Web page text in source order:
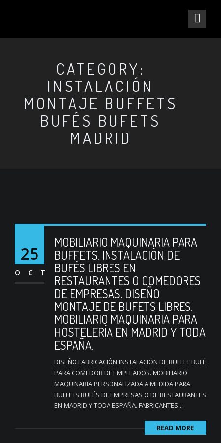
CATEGORY:
INSTALACIÓN
MONTAJE BUFFETS
BUFÉS BUFETS
MADRID
25
OCT
MOBILIARIO MAQUINARIA PARA
BUFFETS. INSTALACIÓN DE
BUFÉS LIBRES EN
RESTAURANTES O COMEDORES
DE EMPRESAS. DISEÑO
MONTAJE DE BUFETS LIBRES.
MOBILIARIO MAQUINARIA PARA
HOSTELERÍA EN MADRID Y TODA
ESPAÑA.
DISEÑO FABRICACIÓN INSTALACIÓN DE BUFFET BUFÉ
PARA COMEDOR DE EMPLEADOS. MOBILIARIO
MAQUINARIA PERSONALIZADA A MEDIDA PARA
BUFFETS BUFÉS DE EMPRESAS O DE RESTAURANTES
EN MADRID Y TODA ESPAÑA. FABRICANTES...
READ MORE